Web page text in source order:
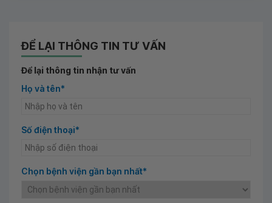
ĐỂ LẠI THÔNG TIN TƯ VẤN
Để lại thông tin nhận tư vấn
Họ và tên*
Số điện thoại*
Chọn bệnh viện gần bạn nhất*